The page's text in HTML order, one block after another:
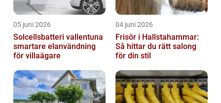
05 juni 2026
Solcellsbatteri vallentuna
smartare elanvändning
för villaägare
04 juni 2026
Frisör i Hallstahammar:
Så hittar du rätt salong
för din stil